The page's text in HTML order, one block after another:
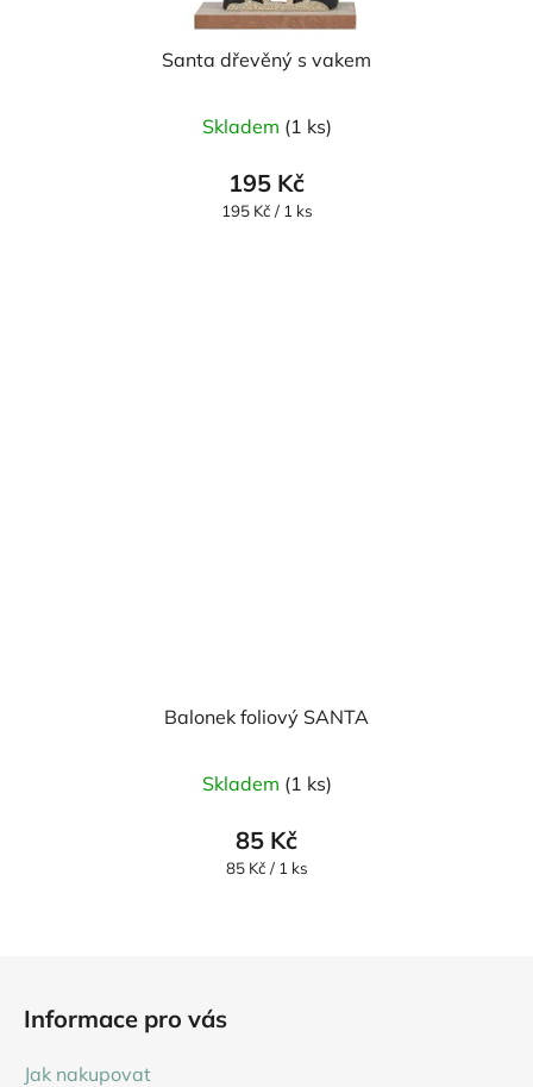
Santa dřevěný s vakem
Skladem (1 ks)
195 Kč
Měrná
195 Kč / 1 ks
Balonek foliový SANTA
Skladem (1 ks)
85 Kč
Měrná
85 Kč / 1 ks
Informace pro vás
Jak nakupovat